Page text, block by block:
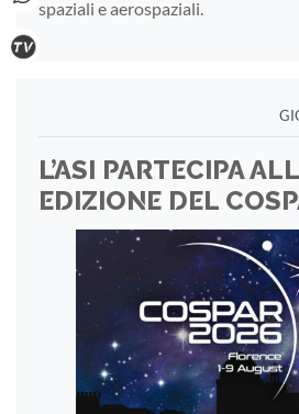
spaziali e aerospaziali.
L’ASI PARTECIPA
EDIZIONE DEL